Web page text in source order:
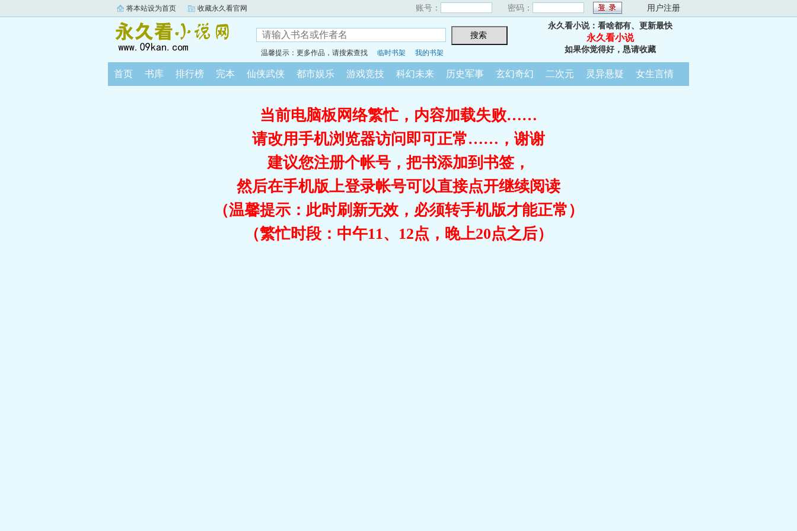
将本站设为首页 收藏永久看官网 账号： 密码： 用户注册
温馨提示：更多作品，请搜索查找 临时书架 我的书架
永久看小说：看啥都有、更新最快
永久看小说
如果你觉得好，恳请收藏
首页 书库 排行榜 完本 仙侠武侠 都市娱乐 游戏竞技 科幻未来 历史军事 玄幻奇幻 二次元 灵异悬疑 女生言情
当前电脑板网络繁忙，内容加载失败……
请改用手机浏览器访问即可正常……，谢谢
建议您注册个帐号，把书添加到书签，
然后在手机版上登录帐号可以直接点开继续阅读
（温馨提示：此时刷新无效，必须转手机版才能正常）
（繁忙时段：中午11、12点，晚上20点之后）